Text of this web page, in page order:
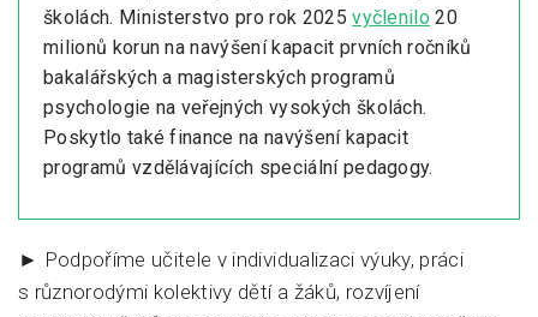
školách. Ministerstvo pro rok 2025vyčlenilo 20
milionů korun na navýšení kapacit prvních ročníků
bakalářských a magisterských programů
psychologie na veřejných vysokých školách.
Poskytlo také finance na navýšení kapacit
programů vzdělávajících speciální pedagogy.
► Podpoříme učitele v individualizaci výuky, práci
s různorodými kolektivy dětí a žáků, rozvíjení